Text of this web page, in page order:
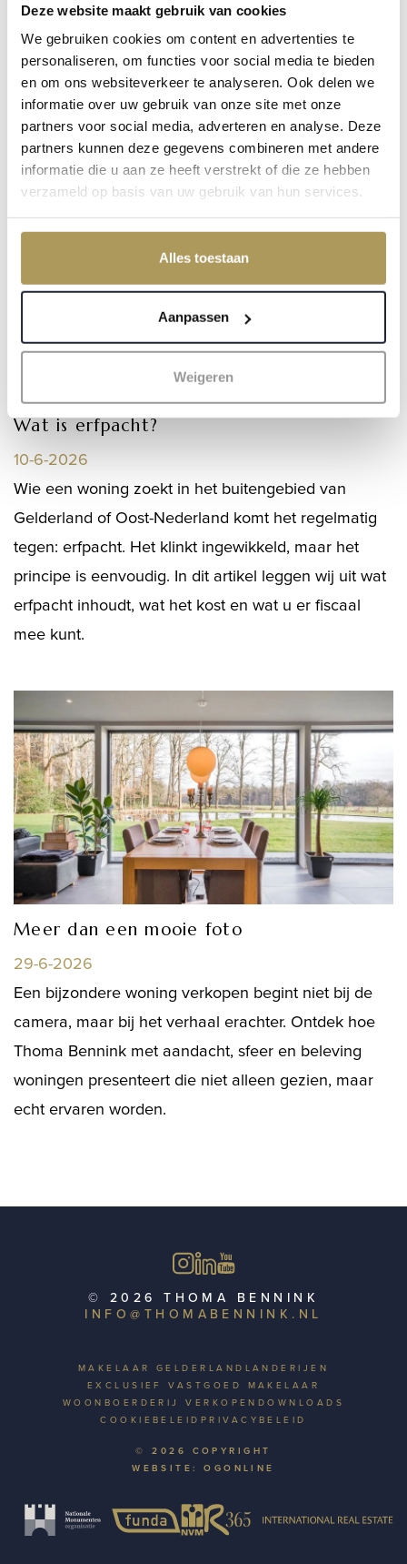
Deze website maakt gebruik van cookies
We gebruiken cookies om content en advertenties te
personaliseren, om functies voor social media te bieden
en om ons websiteverkeer te analyseren. Ook delen we
informatie over uw gebruik van onze site met onze
partners voor social media, adverteren en analyse. Deze
partners kunnen deze gegevens combineren met andere
informatie die u aan ze heeft verstrekt of die ze hebben
verzameld op basis van uw gebruik van hun services.
Alles toestaan
Aanpassen
Weigeren
12-2-2026
Monumentaal vastgoed onttrekt zich aan trends. Het
staat voor continuïteit, kwaliteit en tijdloosheid. Juist
daarom verdient het aandacht wanneer regelgeving
en duurzaamheid nieuwe accenten krijgen.
Wat is erfpacht?
10-6-2026
Wie een woning zoekt in het buitengebied van
Gelderland of Oost-Nederland komt het regelmatig
tegen: erfpacht. Het klinkt ingewikkeld, maar het
principe is eenvoudig. In dit artikel leggen wij uit wat
erfpacht inhoudt, wat het kost en wat u er fiscaal
mee kunt.
Meer dan een mooie foto
29-6-2026
Een bijzondere woning verkopen begint niet bij de
camera, maar bij het verhaal erachter. Ontdek hoe
Thoma Bennink met aandacht, sfeer en beleving
woningen presenteert die niet alleen gezien, maar
echt ervaren worden.
© 2026 THOMA BENNINK
INFO@THOMABENNINK.NL
MAKELAAR GELDERLAND LANDERIJEN
EXCLUSIEF VASTGOED MAKELAAR
WOONBOERDERIJ VERKOPEN DOWNLOADS
COOKIEBELEID PRIVACYBELEID
© 2026 COPYRIGHT
WEBSITE: OGONLINE